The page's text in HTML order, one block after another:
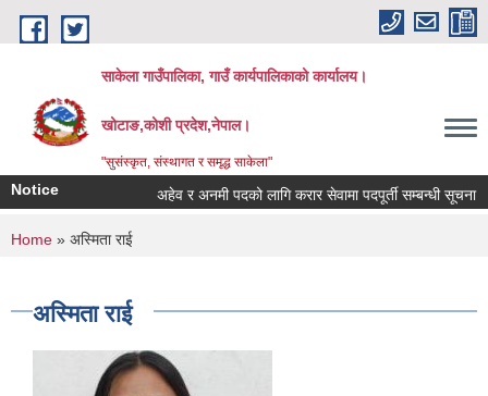
Skip to main content
साकेला गाउँपालिका, गाउँ कार्यपालिकाको कार्यालय।
खोटाङ,कोशी प्रदेश,नेपाल।
"सुसंस्कृत, संस्थागत र समृद्ध साकेला"
Notice अहेव र अनमी पदको लागि करार सेवामा पदपूर्ती सम्बन्धी सूचना
You are here
Home » अस्मिता राई
अस्मिता राई